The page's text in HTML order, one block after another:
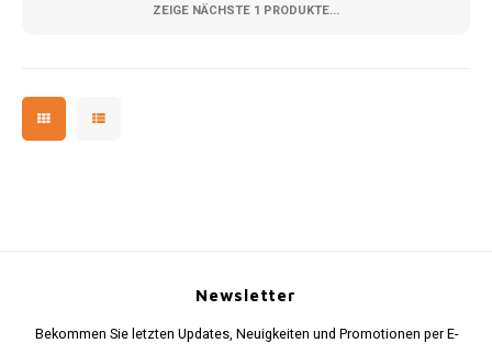
Enthusiasten.
ZEIGE NÄCHSTE 1 PRODUKTE...
Newsletter
Bekommen Sie letzten Updates, Neuigkeiten und Promotionen per E-